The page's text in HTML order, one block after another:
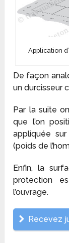
Application
De façon
un durcisseur
Par la suite
que l’on
appliquée
(poids de
Enfin, la
protection
l’ouvrage.
Recevez